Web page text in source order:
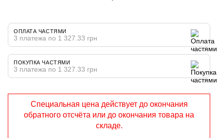
ОПЛАТА ЧАСТЯМИ
3 платежа по 1 327.33 грн
ПОКУПКА ЧАСТЯМИ
3 платежа по 1 327.33 грн
Специальная цена действует до окончания
обратного отсчёта или до окончания товара на
складе.